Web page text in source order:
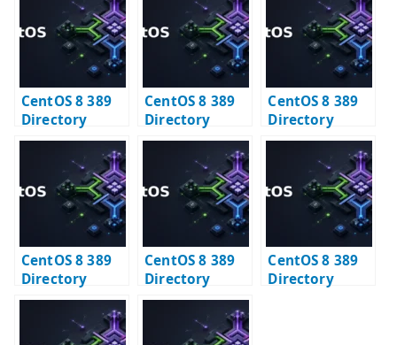
r
CentOS 8 389
Directory
Server – IPv4
で接続できるか
確認する
CentOS 8 389
Directory
Server – 旧セッ
トアップ方式を
CentOS 8 389
Directory
Server – 特定イ
ンスタンスを削
CentOS 8 389
Directory
Server 構築 #1
– 導入と TLS 証
明書の登録
CentOS 8 389
Directory
Server 構築 #2
– 初期データ登録
CentOS 8 389
Directory